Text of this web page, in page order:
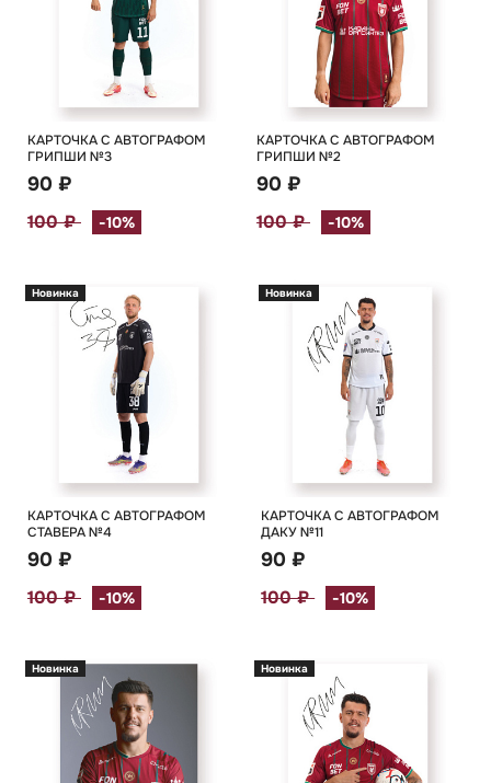
КАРТОЧКА С АВТОГРАФОМ
ГРИПШИ №3
90 ₽
100 ₽ -10%
КАРТОЧКА С АВТОГРАФОМ
ГРИПШИ №2
90 ₽
100 ₽ -10%
Новинка
КАРТОЧКА С АВТОГРАФОМ
СТАВЕРА №4
90 ₽
100 ₽ -10%
Новинка
КАРТОЧКА С АВТОГРАФОМ
ДАКУ №11
90 ₽
100 ₽ -10%
Новинка Новинка